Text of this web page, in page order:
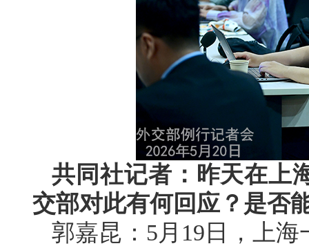
共同社记者：昨天在上
交部对此有何回应？是否
郭嘉昆：5月19日，上